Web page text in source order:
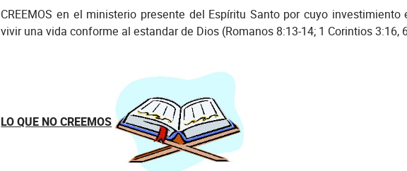
CREEMOS en el ministerio presente del Espíritu Santo por cuyo
vivir una vida conforme al estandar de Dios (Romanos 8:13-14; 1 Corintios 3:16,
LO QUE NO CREEMOS